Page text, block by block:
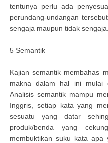
tentunya perlu ada
perundang-undangan
sengaja maupun tidak sengaja.
5 Semantik
Kajian semantik membahas
makna dalam hal ini mulai
Analisis semantik mampu
Inggris, setiap kata yang
sesuatu yang datar
produk/benda yang
membuktikan suku kata apa